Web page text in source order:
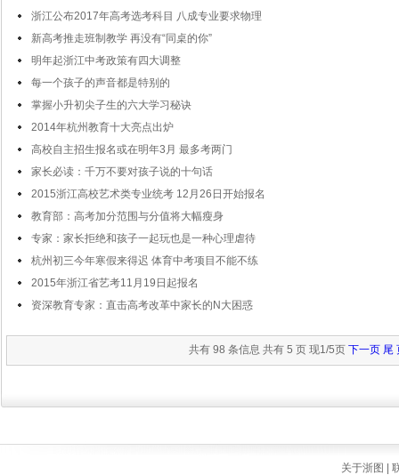
浙江公布2017年高考选考科目 八成专业要求物理
新高考推走班制教学 再没有“同桌的你”
明年起浙江中考政策有四大调整
每一个孩子的声音都是特别的
掌握小升初尖子生的六大学习秘诀
2014年杭州教育十大亮点出炉
高校自主招生报名或在明年3月 最多考两门
家长必读：千万不要对孩子说的十句话
2015浙江高校艺术类专业统考 12月26日开始报名
教育部：高考加分范围与分值将大幅瘦身
专家：家长拒绝和孩子一起玩也是一种心理虐待
杭州初三今年寒假来得迟 体育中考项目不能不练
2015年浙江省艺考11月19日起报名
资深教育专家：直击高考改革中家长的N大困惑
共有 98 条信息 共有 5 页 现1/5页 下一页 尾
关于浙图